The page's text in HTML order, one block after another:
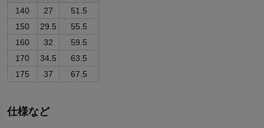
140
27
51.5
150
29.5
55.5
160
32
59.5
170
34.5
63.5
175
37 67.5
仕様など